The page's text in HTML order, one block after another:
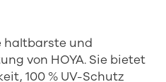
haltbarste und
von HOYA. Sie bietet
100 % UV-Schutz